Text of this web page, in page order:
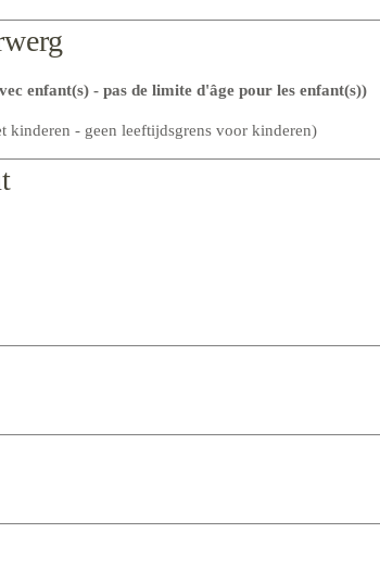
enfant(s) - pas de limite d'âge pour les enfant(s))
kinderen - geen leeftijdsgrens voor kinderen)